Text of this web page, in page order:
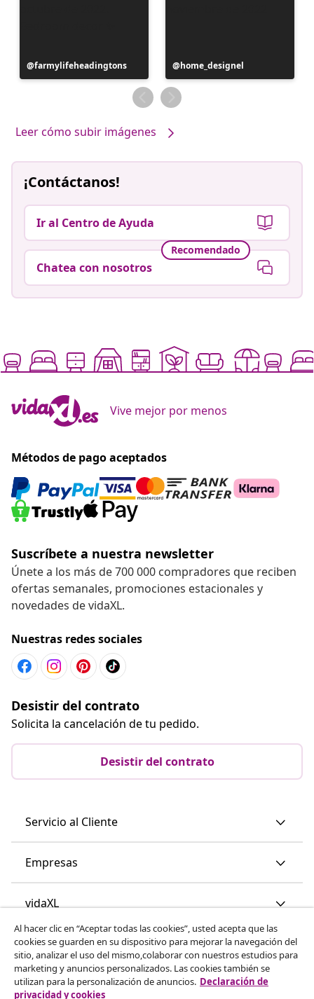
Publicación
realizada
farmylifeheadingtons
Publicación
realizada
por
home_designel
Leer cómo subir imágenes
¡Contáctanos!
Ir al Centro de Ayuda
Recomendado
Chatea con nosotros
Vive mejor por menos
Métodos de pago aceptados
Suscríbete a nuestra newsletter
Únete a los más de 700 000 compradores que reciben
ofertas semanales, promociones estacionales y
novedades de vidaXL.
Nuestras redes sociales
Desistir del contrato
Solicita la cancelación de tu pedido.
Desistir del contrato
Servicio al Cliente
Empresas
vidaXL
Descubre mas
Al hacer clic en “Aceptar todas las cookies”, usted acepta que las
cookies se guarden en su dispositivo para mejorar la navegación del
sitio, analizar el uso del mismo,colaborar con nuestros estudios para
marketing y anuncios personalizados. Las cookies también se
utilizan para la personalización de anuncios. Declaración de
privacidad y cookies